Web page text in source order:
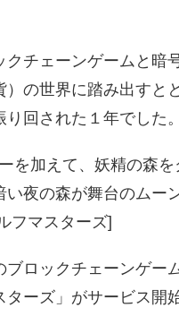
クチェーンゲームと暗
）の世界に踏み出すと
回された１年でした。
を加えて、妖精の森を
い夜の森が舞台のムー
フマスターズ]
ブロックチェーンゲー
ターズ」がサービス開始